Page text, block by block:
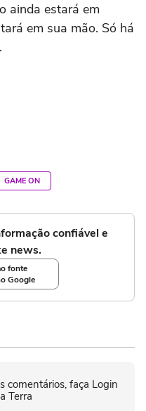
ainda estará em
em sua mão. Só há
GAME ON
confiável e
news.
fonte
Google
comentários, faça Login
Terra